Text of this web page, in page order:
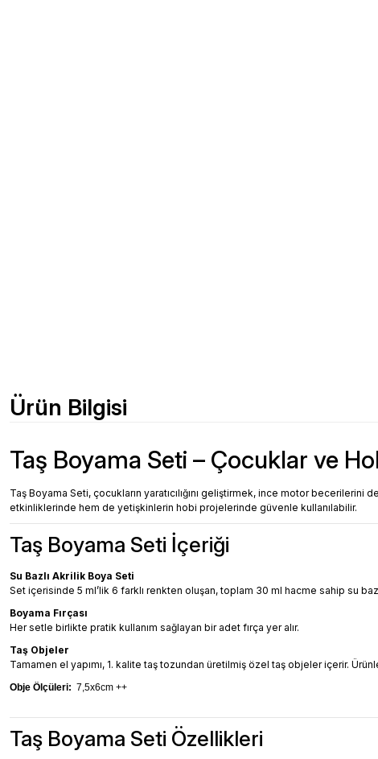
Ürün Bilgisi
Taş Boyama Seti – Çocuklar ve
Taş Boyama Seti, çocukların yaratıcılığını geliştirmek, ince motor
etkinliklerinde hem de yetişkinlerin hobi projelerinde güvenle kullanılabilir.
Taş Boyama Seti İçeriği
Su Bazlı Akrilik Boya Seti
Set içerisinde 5 ml’lik 6 farklı renkten oluşan, toplam 30 ml hacme sahip su
Boyama Fırçası
Her setle birlikte pratik kullanım sağlayan bir adet fırça yer alır.
Taş Objeler
Tamamen el yapımı, 1. kalite taş tozundan üretilmiş özel taş objeler içerir.
Obje Ölçüleri: 7,5x6cm ++
Taş Boyama Seti Özellikleri